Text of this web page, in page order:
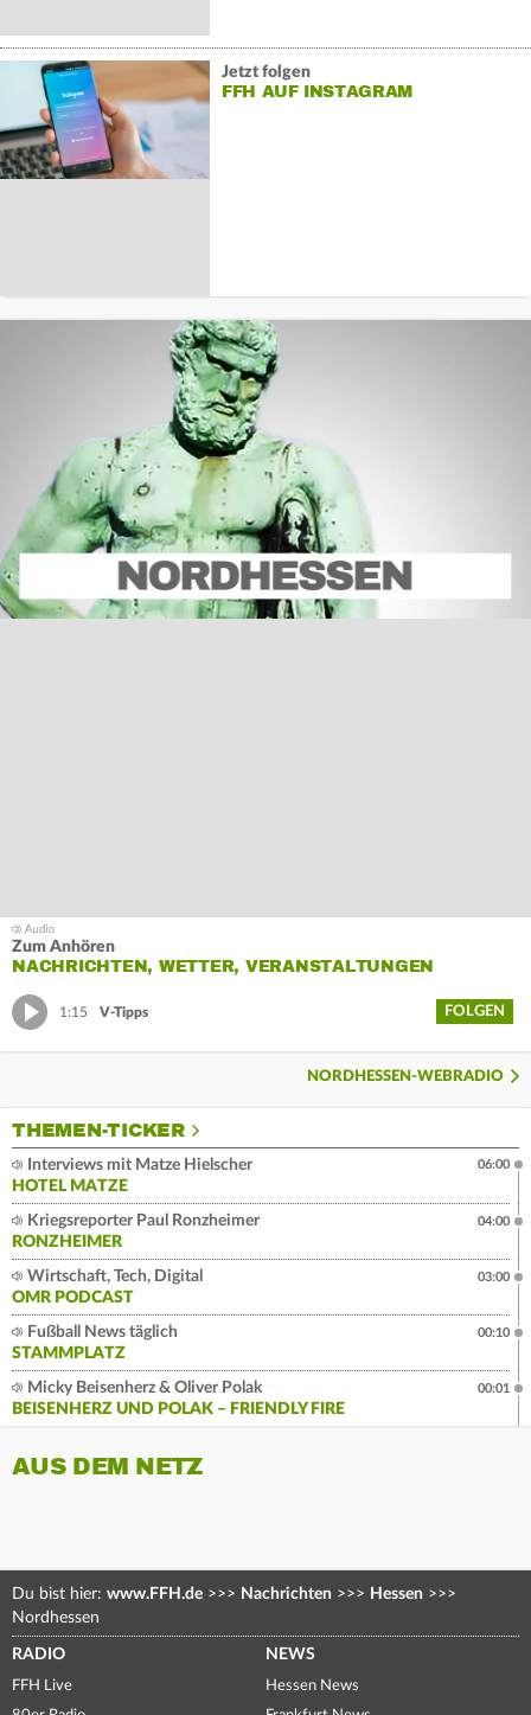
Jetzt folgen
FFH AUF INSTAGRAM
Zum Anhören
NACHRICHTEN, WETTER, VERANSTALTUNGEN
1:15 V-Tipps FOLGEN
NORDHESSEN-WEBRADIO
THEMEN-TICKER
Interviews mit Matze Hielscher
HOTEL MATZE
06:00
Kriegsreporter Paul Ronzheimer
RONZHEIMER
04:00
Wirtschaft, Tech, Digital
OMR PODCAST
03:00
Fußball News täglich
STAMMPLATZ
00:10
Micky Beisenherz & Oliver Polak
BEISENHERZ UND POLAK – FRIENDLY FIRE
00:01
AUS DEM NETZ
Du bist hier: www.FFH.de >>> Nachrichten >>> Hessen >>>
Nordhessen
RADIO
FFH Live
NEWS
Hessen News